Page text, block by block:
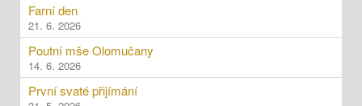
Farní den
21. 6. 2026
Poutní mše Olomučany
14. 6. 2026
První svaté přijímání